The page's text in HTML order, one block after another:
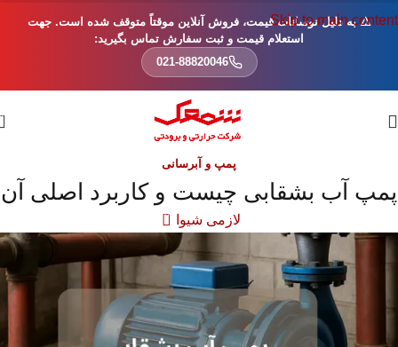
Skip to main content
⚠️ به دلیل نوسانات قیمت، فروش آنلاین موقتاً متوقف شده است. جهت
استعلام قیمت و ثبت سفارش تماس بگیرید:
021-88820046
پمپ و آبرسانی
پمپ آب بشقابی چیست و کاربرد اصلی آن
لازمی شیوا 0